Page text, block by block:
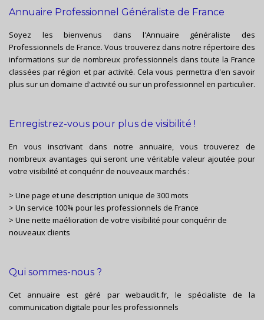
Annuaire Professionnel Généraliste de France
Soyez les bienvenus dans l'Annuaire généraliste des
Professionnels de France. Vous trouverez dans notre répertoire des
informations sur de nombreux professionnels dans toute la France
classées par région et par activité. Cela vous permettra d'en savoir
plus sur un domaine d'activité ou sur un professionnel en particulier.
Enregistrez-vous pour plus de visibilité !
En vous inscrivant dans notre annuaire, vous trouverez de
nombreux avantages qui seront une véritable valeur ajoutée pour
votre visibilité et conquérir de nouveaux marchés :
> Une page et une description unique de 300 mots
> Un service 100% pour les professionnels de France
> Une nette maélioration de votre visibilité pour conquérir de
nouveaux clients
Qui sommes-nous ?
Cet annuaire est géré parwebaudit.fr, le spécialiste de la
communication digitale pour les professionnels